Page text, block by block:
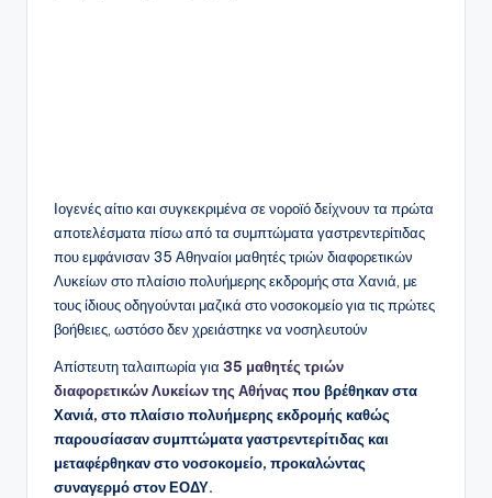
Ιογενές αίτιο και συγκεκριμένα σε νοροϊό δείχνουν τα πρώτα
αποτελέσματα πίσω από τα συμπτώματα γαστρεντερίτιδας
που εμφάνισαν 35 Αθηναίοι μαθητές τριών διαφορετικών
Λυκείων στο πλαίσιο πολυήμερης εκδρομής στα Χανιά, με
τους ίδιους οδηγούνται μαζικά στο νοσοκομείο για τις πρώτες
βοήθειες, ωστόσο δεν χρειάστηκε να νοσηλευτούν
Απίστευτη ταλαιπωρία για 35 μαθητές τριών
διαφορετικών Λυκείων της Αθήνας που βρέθηκαν στα
Χανιά, στο πλαίσιο πολυήμερης εκδρομής καθώς
παρουσίασαν συμπτώματα γαστρεντερίτιδας και
μεταφέρθηκαν στο νοσοκομείο, προκαλώντας
συναγερμό στον ΕΟΔΥ.